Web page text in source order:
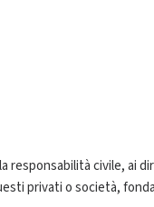
responsabilità civile, ai
privati o società,